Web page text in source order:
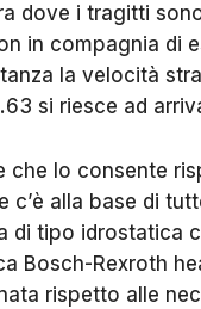
dove i tragitti
in compagnia di
la velocità
si riesce ad
che lo consente
c’è alla base di
di tipo idrostatica
Bosch-Rexroth
rispetto alle